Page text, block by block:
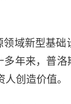
域新型基
年来，普
创造价值。